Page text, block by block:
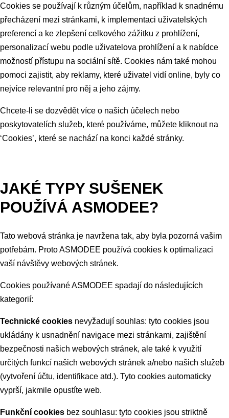
Cookies se používají k různým účelům, například k snadnému
přecházení mezi stránkami, k implementaci uživatelských
preferencí a ke zlepšení celkového zážitku z prohlížení,
personalizací webu podle uživatelova prohlížení a k nabídce
možností přístupu na sociální sítě. Cookies nám také mohou
pomoci zajistit, aby reklamy, které uživatel vidí online, byly co
nejvíce relevantní pro něj a jeho zájmy.
Chcete-li se dozvědět více o našich účelech nebo
poskytovatelích služeb, které používáme, můžete kliknout na
‘Cookies’, které se nachází na konci každé stránky.
JAKÉ TYPY SUŠENEK
POUŽÍVÁ ASMODEE?
Tato webová stránka je navržena tak, aby byla pozorná vašim
potřebám. Proto ASMODEE používá cookies k optimalizaci
vaší návštěvy webových stránek.
Cookies používané ASMODEE spadají do následujících
kategorií:
Technické cookies nevyžadují souhlas: tyto cookies jsou
ukládány k usnadnění navigace mezi stránkami, zajištění
bezpečnosti našich webových stránek, ale také k využití
určitých funkcí našich webových stránek a/nebo našich služeb
(vytvoření účtu, identifikace atd.). Tyto cookies automaticky
vyprší, jakmile opustíte web.
Funkční cookies bez souhlasu: tyto cookies jsou striktně